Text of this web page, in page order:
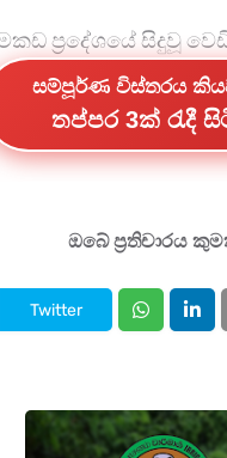
ප්‍රදේශයේ සිදුවූ
ඉලක්ක කරමින්
ඇති බව පොලීසිය
කළුතර
සඳහා පොලිස්
පොලිස් අධිකාරී එෆ්.යූ.
සම්පූර්ණ විස්තරය
තප්පර 3ක් රැදී
ඔබේ ප්‍රතිචාරය
Twitter